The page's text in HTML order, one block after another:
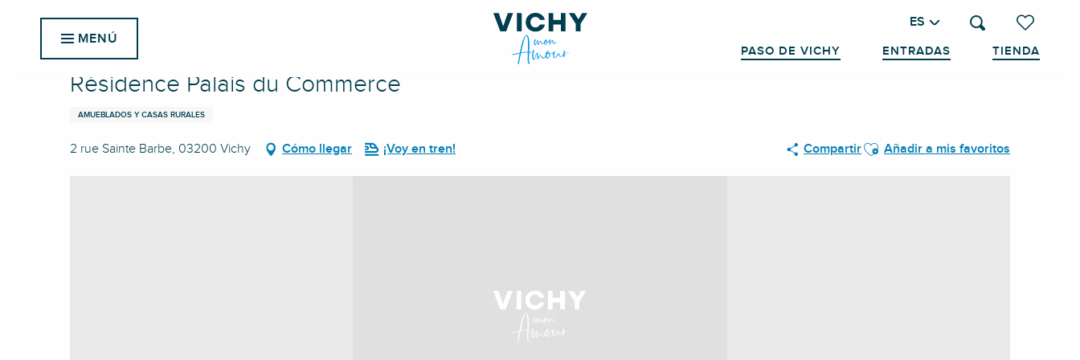
Voir les
Buscar
ES
PASO DE VICHY ENTRADAS TIENDA
MENÚ
Inicio Résidence Palais du Commerce
Résidence Palais du Commerce
AMUEBLADOS Y CASAS RURALES
2 rue Sainte Barbe, 03200 Vichy Cómo llegar ¡Voy en tren! CompartirAjouter aux favoris
Añadir a mis favoritos